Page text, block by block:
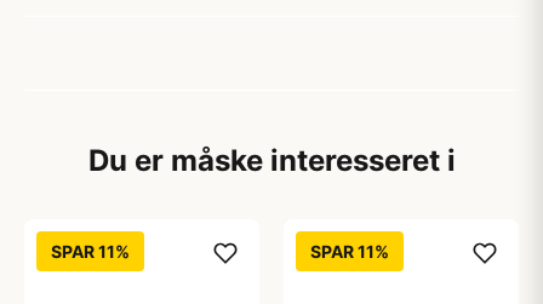
Du er måske interesseret i
SPAR 11% SPAR 11%